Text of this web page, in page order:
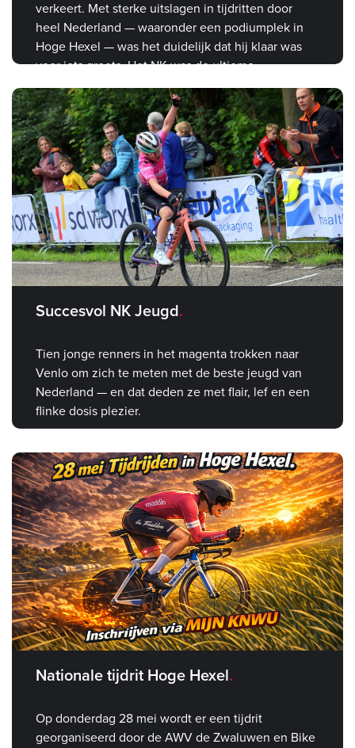
verkeert. Met sterke uitslagen in tijdritten door
heel Nederland — waaronder een podiumplek in
Hoge Hexel — was het duidelijk dat hij klaar was
voor iets groots. Het NK was de ultieme
bevestiging.
Succesvol NK Jeugd
Tien jonge renners in het magenta trokken naar
Venlo om zich te meten met de beste jeugd van
Nederland — en dat deden ze met flair, lef en een
flinke dosis plezier.
Nationale tijdrit Hoge Hexel
Op donderdag 28 mei wordt er een tijdrit
georganiseerd door de AWV de Zwaluwen en Bike